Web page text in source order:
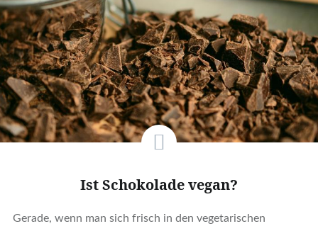
Ist Schokolade vegan?
Gerade, wenn man sich frisch in den vegetarischen